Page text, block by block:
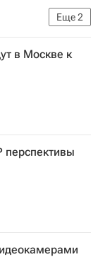
Еще2
в Москве к
перспективы